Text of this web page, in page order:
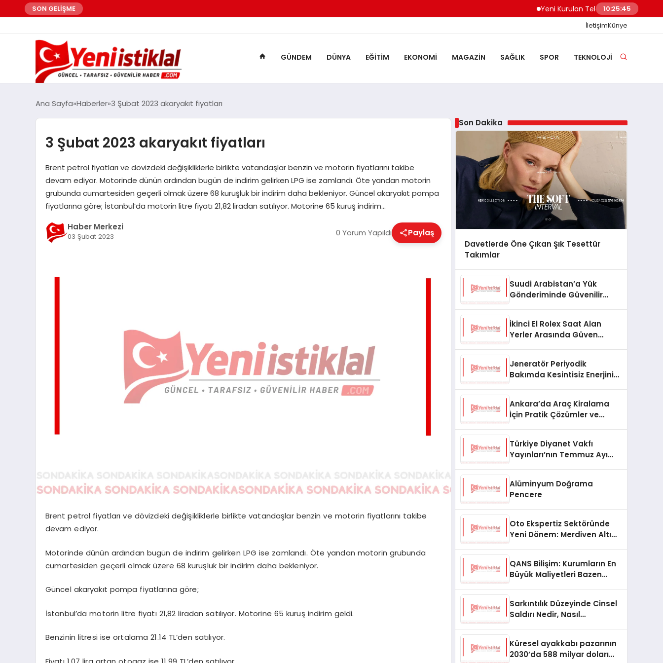
SON GELİŞME Yeni Kurulan Telegram Grupları Nasıl
10:25:46
İletişimKünye
GÜNDEM DÜNYA EĞITIM EKONOMI MAGAZIN SAĞLIK SPOR TEKNOLOJI
Ana Sayfa Haberler 3 Şubat 2023 akaryakıt fiyatları
3 Şubat 2023 akaryakıt fiyatları
Brent petrol fiyatları ve dövizdeki değişikliklerle birlikte vatandaşlar benzin ve motorin fiyatlarını takibe
devam ediyor. Motorinde dünün ardından bugün de indirim gelirken LPG ise zamlandı. Öte yandan motorin
grubunda cumartesiden geçerli olmak üzere 68 kuruşluk bir indirim daha bekleniyor. Güncel akaryakıt pompa
fiyatlarına göre; İstanbul’da motorin litre fiyatı 21,82 liradan satılıyor. Motorine 65 kuruş indirim…
Haber Merkezi
03 Şubat 2023 0 Yorum Yapıldı Paylaş
Brent petrol fiyatları ve dövizdeki değişikliklerle birlikte vatandaşlar benzin ve motorin fiyatlarını takibe
devam ediyor.
Motorinde dünün ardından bugün de indirim gelirken LPG ise zamlandı. Öte yandan motorin grubunda
cumartesiden geçerli olmak üzere 68 kuruşluk bir indirim daha bekleniyor.
Güncel akaryakıt pompa fiyatlarına göre;
İstanbul’da motorin litre fiyatı 21,82 liradan satılıyor. Motorine 65 kuruş indirim geldi.
Benzinin litresi ise ortalama 21.14 TL’den satılıyor.
Son Dakika
Davetlerde Öne Çıkan Şık Tesettür
Takımlar
Suudi Arabistan’a Yük
Gönderiminde Güvenilir
İkinci El Rolex Saat Alan
Yerler Arasında Güven
Jeneratör Periyodik
Bakımda Kesintisiz Enerjinin
Ankara’da Araç Kiralama
İçin Pratik Çözümler ve
Türkiye Diyanet Vakfı
Yayınları’nın Temmuz Ayı
Alüminyum Doğrama
Pencere
Oto Ekspertiz Sektöründe
Yeni Dönem: Merdiven Altı
QANS Bilişim: Kurumların En
Büyük Maliyetleri Bazen
Sarkıntılık Düzeyinde Cinsel
Saldırı Nedir, Nasıl
Küresel ayakkabı pazarının
2030’da 588 milyar doları